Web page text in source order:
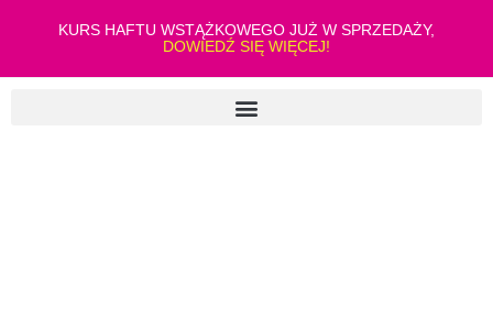
KURS HAFTU WSTĄŻKOWEGO JUŻ W SPRZEDAŻY,
DOWIEDŹ SIĘ WIĘCEJ!